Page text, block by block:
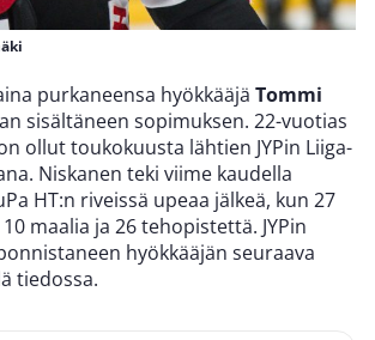
purkaneensa hyökkääjä Tommi
sisältäneen sopimuksen. 22-vuotias
ollut toukokuusta lähtien JYPin Liiga-
Niskanen teki viime kaudella
HT:n riveissä upeaa jälkeä, kun 27
maalia ja 26 tehopistettä. JYPin
hyökkääjän seuraava
tiedossa.